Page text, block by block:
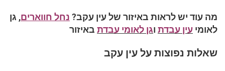
מה עוד יש לראות באיזור של עין עקב? נחל חווארים, גן
לאומי עין עבדת וגן לאומי עבדת באיזור
שאלות נפוצות על עין עקב